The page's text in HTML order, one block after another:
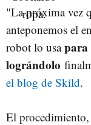
"La próxima vez
anteponemos el
robot lo usapara
lográndolo
el blog de Skild.
El procedimiento,